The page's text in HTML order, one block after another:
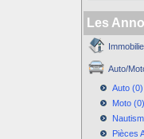
Les
Auto/
Auto (0)
Moto (0)
Pièces